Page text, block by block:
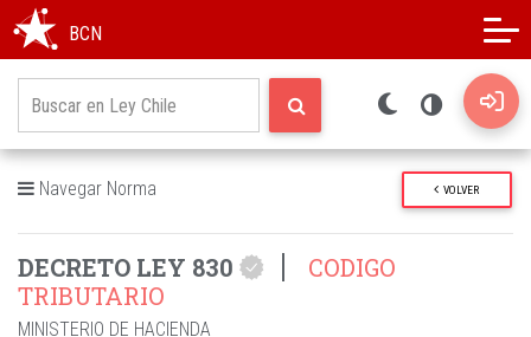
BCN
Navegar Norma VOLVER
DECRETO LEY 830
CODIGO
TRIBUTARIO
MINISTERIO DE HACIENDA